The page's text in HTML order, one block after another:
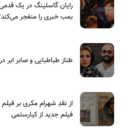
رایان گاسلینگ در یک
بمب خبری را منفجر
طناز طباطبایی و صابر
از نقدِ شهرام مکری بر
فیلم جدید از کیارستمی